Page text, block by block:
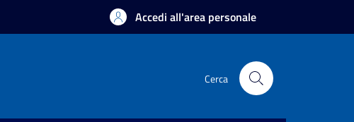
Accedi all'area personale
Cerca